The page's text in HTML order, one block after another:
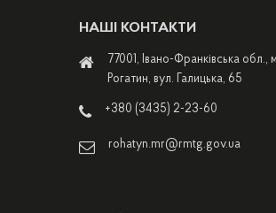
НАШІ КОНТАКТИ
77001, Івано-Франківська обл.,
Рогатин, вул. Галицька, 65
+380 (3435) 2-23-60
rohatyn.mr@rmtg.gov.ua